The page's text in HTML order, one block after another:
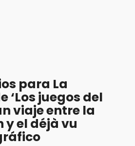
para La
‘Los juegos del
viaje entre la
y el déjà vu